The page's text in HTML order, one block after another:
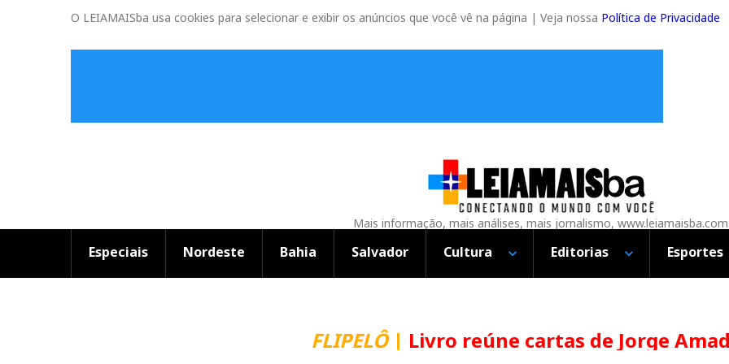
O LEIAMAISba usa cookies para selecionar e exibir os anúncios que você vê na página | Veja nossa Política de Privacidade
Mais informação, mais análises, mais jornalismo,
Especiais Nordeste Bahia Salvador Cultura Editorias Esportes
FLIPELÔ|Livro reúne cartas de Jorge Amado e